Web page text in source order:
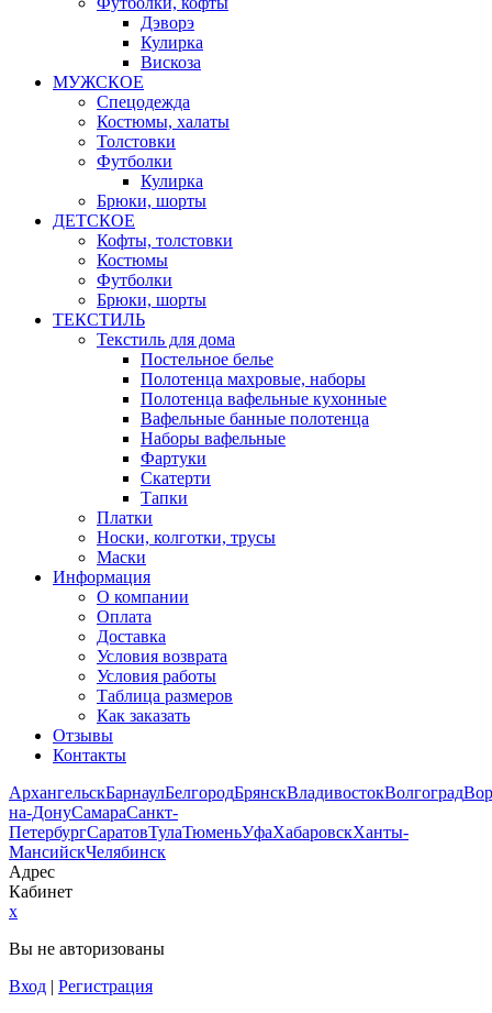
Дэворэ
Кулирка
Вискоза
МУЖСКОЕ
Спецодежда
Костюмы, халаты
Толстовки
Футболки
Кулирка
Брюки, шорты
ДЕТСКОЕ
Кофты, толстовки
Костюмы
Футболки
Брюки, шорты
ТЕКСТИЛЬ
Текстиль для дома
Постельное белье
Полотенца махровые, наборы
Полотенца вафельные кухонные
Вафельные банные полотенца
Наборы вафельные
Фартуки
Скатерти
Тапки
Платки
Носки, колготки, трусы
Маски
Информация
О компании
Оплата
Доставка
Условия возврата
Условия работы
Таблица размеров
Как заказать
Отзывы
Контакты
АрхангельскБарнаулБелгородБрянскВладивостокВолгоград
на-ДонуСамараСанкт-
ПетербургСаратовТулаТюменьУфаХабаровскХанты-
МансийскЧелябинск
Адрес
Кабинет
x
Вы не авторизованы
Вход | Регистрация